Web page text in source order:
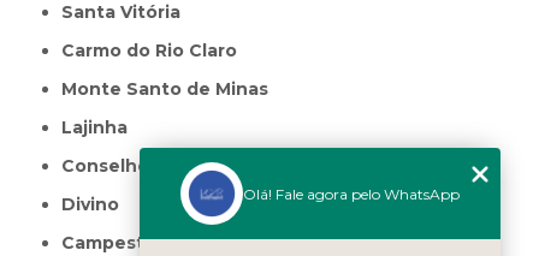
Santa Vitória
Carmo do Rio Claro
Monte Santo de Minas
Lajinha
Conselheiro Pena
Divino
Campestre
Olá! Fale agora pelo WhatsApp